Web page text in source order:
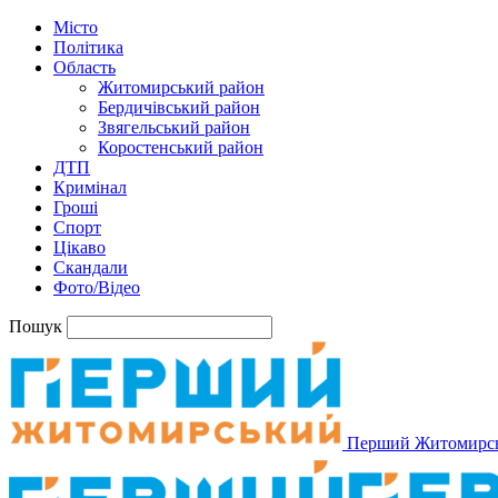
Місто
Політика
Область
Житомирський район
Бердичівський район
Звягельський район
Коростенський район
ДТП
Кримінал
Гроші
Спорт
Цікаво
Скандали
Фото/Відео
Пошук
Перший